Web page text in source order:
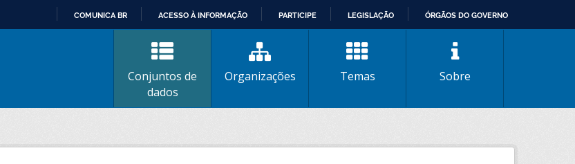
CONTEÚDO
COMUNICA BR ACESSO À INFORMAÇÃO PARTICIPE LEGISLAÇÃO ÓRGÃOS DO GOVERNO
Conjuntos de
dados
Organizações Temas Sobre